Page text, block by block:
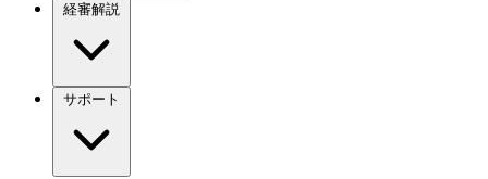
経審解説
サポート